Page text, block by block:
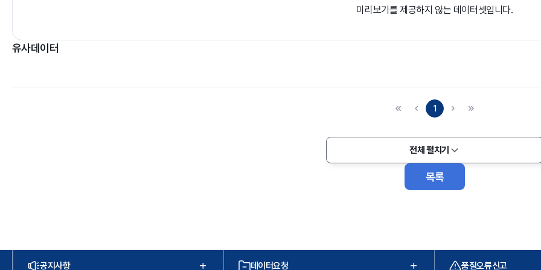
미리보기를 제공하지 않는 데이터셋입니다.
유사데이터
1
전체 펼치기
목록
공지사항 데이터요청 품질오류신고